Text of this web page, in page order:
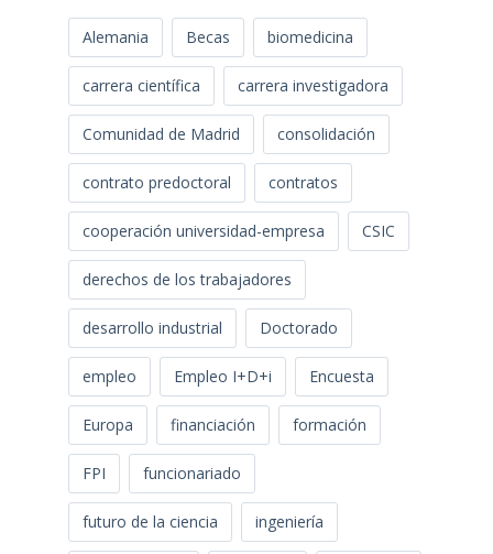
Alemania Becas biomedicina
carrera científica carrera investigadora
Comunidad de Madrid consolidación
contrato predoctoral contratos
cooperación universidad-empresa CSIC
derechos de los trabajadores
desarrollo industrial Doctorado
empleo Empleo I+D+i Encuesta
Europa financiación formación
FPI funcionariado
futuro de la ciencia ingeniería